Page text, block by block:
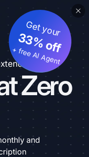
Zero
Get your
33% off
+ free AI Agent
and